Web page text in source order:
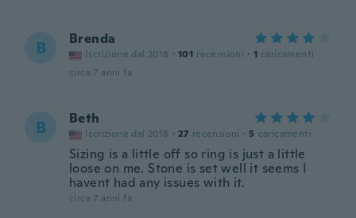
B Brenda
Iscrizione dal 2018 · 101 recensioni · 1 caricamenti
circa 7 anni fa
B Beth
Iscrizione dal 2018 · 27 recensioni · 5 caricamenti
Sizing is a little off so ring is just a little
loose on me. Stone is set well it seems I
havent had any issues with it.
circa 7 anni fa